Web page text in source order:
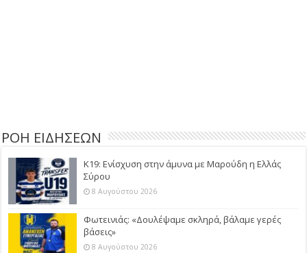
ΡΟΗ ΕΙΔΗΣΕΩΝ
Κ19: Ενίσχυση στην άμυνα με Μαρούδη η Ελλάς
Σύρου
8 Αυγούστου 2026
Φωτεινιάς: «Δουλέψαμε σκληρά, βάλαμε γερές
βάσεις»
8 Αυγούστου 2026